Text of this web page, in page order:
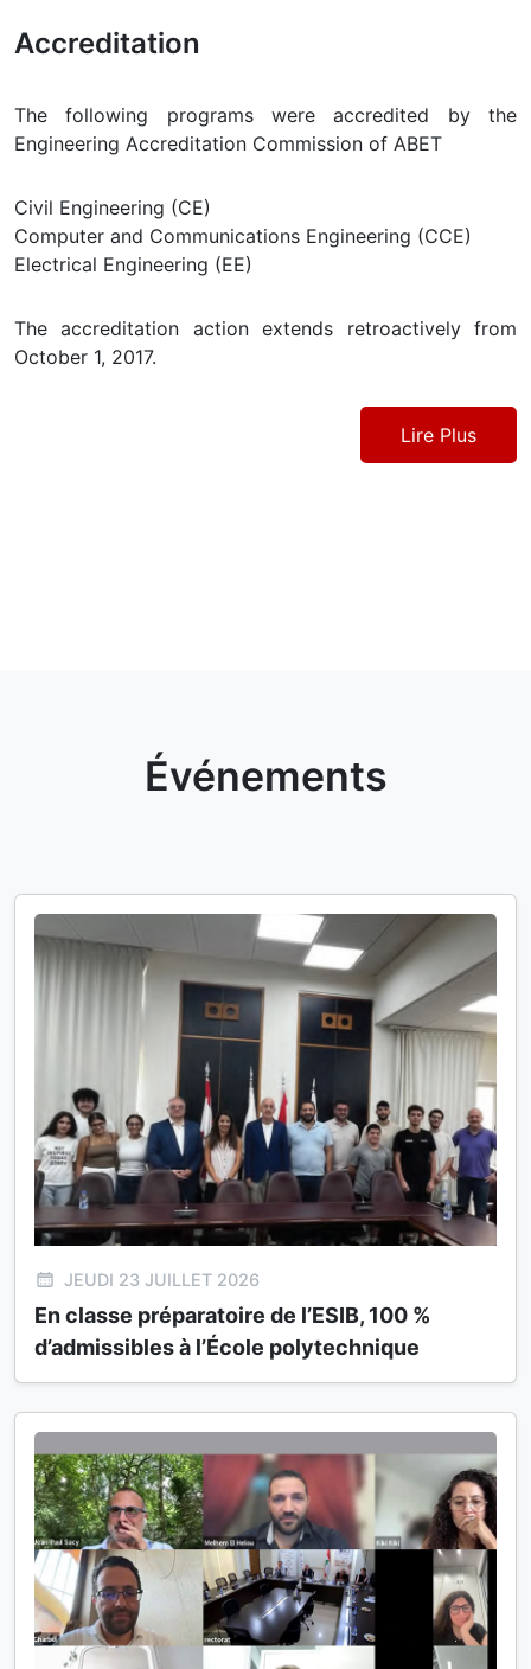
Accreditation
The following programs were accredited by the
Engineering Accreditation Commission of ABET
Civil Engineering (CE)
Computer and Communications Engineering (CCE)
Electrical Engineering (EE)
The accreditation action extends retroactively from
October 1, 2017.
Lire Plus
Événements
JEUDI 23 JUILLET 2026
En classe préparatoire de l’ESIB, 100 %
d’admissibles à l’École polytechnique